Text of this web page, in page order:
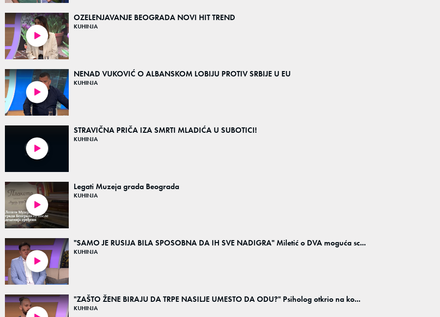
OZELENJAVANJE BEOGRADA NOVI HIT TREND
KUHINJA
NENAD VUKOVIĆ O ALBANSKOM LOBIJU PROTIV SRBIJE U EU
KUHINJA
STRAVIČNA PRIČA IZA SMRTI MLADIĆA U SUBOTICI!
KUHINJA
Legati Muzeja grada Beograda
KUHINJA
"SAMO JE RUSIJA BILA SPOSOBNA DA IH SVE NADIGRA" Miletić o DVA moguća sc...
KUHINJA
"ZAŠTO ŽENE BIRAJU DA TRPE NASILJE UMESTO DA ODU?" Psiholog otkrio na ko...
KUHINJA